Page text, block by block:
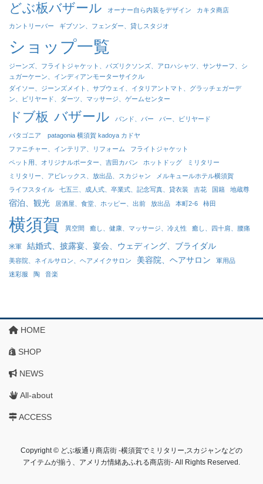
どぶ板バザール
オーナー自ら内装をデザイン カキタ商店
カントリーバー ギブソン、フェンダー、貸しスタジオ
ショップ一覧
ジーンズ、フライトジャケット、パズリクソンズ、アロハシャツ、サンサーフ、シ
ュガーケーン、インディアンモーターサイクル
ダイソー、ジーンズメイト、サブウェイ、イタリアントマト、グラッチェガーデ
ン、ビリヤード、ダーツ、マッサージ、ゲームセンター
ドブ板 バザール バンド、バー バー、ビリヤード
パタゴニア patagonia 横須賀 kadoya カドヤ
ファニチャー、インテリア、リフォーム
フライトジャケット
ペット用、オリジナルポーター、吉田カバン
ホットドッグ
ミリタリー
ミリタリー、アビレックス、放出品、スカジャン
メルキュールホテル横須賀
ライフスタイル
七五三、成人式、卒業式、記念写真、貸衣装 吉花 国籍 地蔵尊
宿泊、観光 居酒屋、食堂、ホッピー、出前 放出品 本町2-6 柿田
横須賀 異空間 癒し、健康、マッサージ、冷え性 癒し、四十肩、腰痛
米軍 結婚式、披露宴、宴会、ウェディング、ブライダル
美容院、ネイルサロン、ヘアメイクサロン 美容院、ヘアサロン
軍用品
迷彩服
陶 音楽
HOME
SHOP
NEWS
All-about
ACCESS
Copyright © どぶ板通り商店街 ‐横須賀でミリタリー,スカジャンなどの
アイテムが揃う、アメリカ情緒あふれる商店街‐ All Rights Reserved.